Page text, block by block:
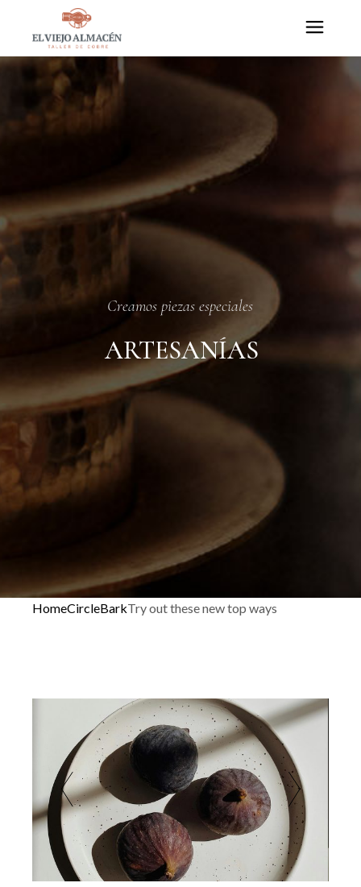
content
ARTESANÍAS
Creamos piezas especiales
HomeCircleBarkTry out these new top ways